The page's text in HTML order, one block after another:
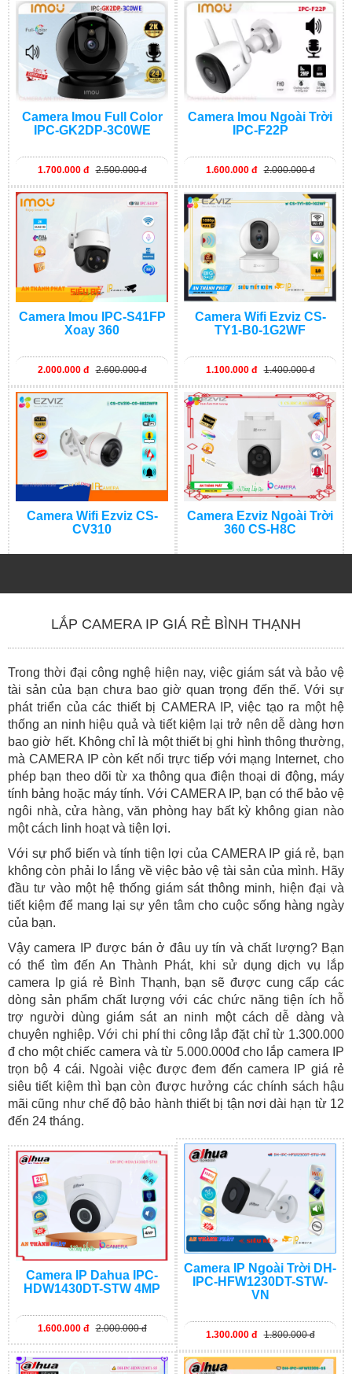
Camera Imou Full Color
IPC-GK2DP-3C0WE
1.700.000 đ 2.500.000 đ
Camera Imou Ngoài Trời
IPC-F22P
1.600.000 đ 2.000.000 đ
Camera Imou IPC-S41FP
Xoay 360
2.000.000 đ 2.600.000 đ
Camera Wifi Ezviz CS-
TY1-B0-1G2WF
1.100.000 đ 1.400.000 đ
Camera Wifi Ezviz CS-
CV310
Camera Ezviz Ngoài Trời
360 CS-H8C
LẮP CAMERA IP GIÁ RẺ BÌNH THẠNH
Trong thời đại công nghệ hiện nay, việc giám sát và bảo vệ
tài sản của bạn chưa bao giờ quan trọng đến thế. Với sự
phát triển của các thiết bị CAMERA IP, việc tạo ra một hệ
thống an ninh hiệu quả và tiết kiệm lại trở nên dễ dàng hơn
bao giờ hết. Không chỉ là một thiết bị ghi hình thông thường,
mà CAMERA IP còn kết nối trực tiếp với mạng Internet, cho
phép bạn theo dõi từ xa thông qua điện thoại di động, máy
tính bảng hoặc máy tính. Với CAMERA IP, bạn có thể bảo vệ
ngôi nhà, cửa hàng, văn phòng hay bất kỳ không gian nào
một cách linh hoạt và tiện lợi.
Với sự phổ biến và tính tiện lợi của CAMERA IP giá rẻ, bạn
không còn phải lo lắng về việc bảo vệ tài sản của mình. Hãy
đầu tư vào một hệ thống giám sát thông minh, hiện đại và
tiết kiệm để mang lại sự yên tâm cho cuộc sống hàng ngày
của bạn.
Vậy camera IP được bán ở đâu uy tín và chất lượng? Bạn
có thể tìm đến An Thành Phát, khi sử dụng dịch vụ lắp
camera Ip giá rẻ Bình Thạnh, bạn sẽ được cung cấp các
dòng sản phẩm chất lượng với các chức năng tiện ích hỗ
trợ người dùng giám sát an ninh một cách dễ dàng và
chuyên nghiệp. Với chi phí thi công lắp đặt chỉ từ 1.300.000
đ cho một chiếc camera và từ 5.000.000đ cho lắp camera IP
trọn bộ 4 cái. Ngoài việc được đem đến camera IP giá rẻ
siêu tiết kiệm thì bạn còn được hưởng các chính sách hậu
mãi cũng như chế độ bảo hành thiết bị tận nơi dài hạn từ 12
đến 24 tháng.
Camera IP Dahua IPC-
HDW1430DT-STW 4MP
1.600.000 đ 2.000.000 đ
Camera IP Ngoài Trời DH-
IPC-HFW1230DT-STW-
VN
1.300.000 đ 1.800.000 đ